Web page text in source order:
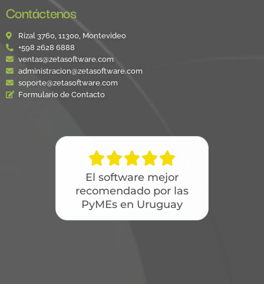
Contáctenos
Rizal 3760, 11300, Montevideo
+598 2628 6888
ventas@zetasoftware.com
administracion@zetasoftware.com
soporte@zetasoftware.com
Formulario de Contacto

El software mejor
recomendado por las
PyMEs en Uruguay